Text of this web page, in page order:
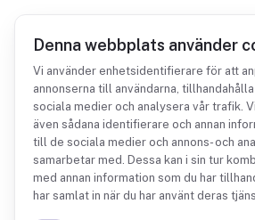
Denna webbplats använder
Vi använder enhetsidentifierare för att
annonserna till användarna,
sociala medier och analysera vår trafik.
även sådana identifierare och annan
till de sociala medier och annons- och
samarbetar med. Dessa kan i sin tur
med annan information som du har
har samlat in när du har använt deras
Integrationer Dynamics 365 Business